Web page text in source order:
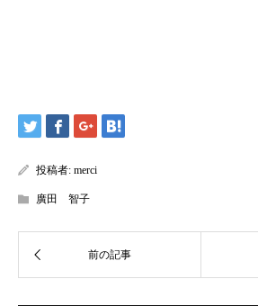
投稿者: merci
廣田 智子